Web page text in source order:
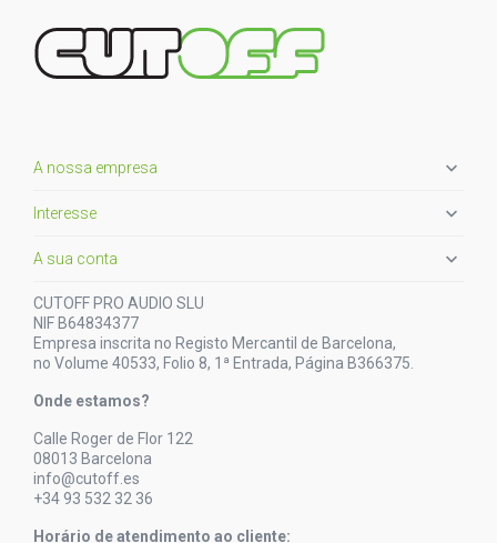
A nossa empresa 
Interesse 
A sua conta 
CUTOFF PRO AUDIO SLU
NIF B64834377
Empresa inscrita no Registo Mercantil de Barcelona,
no Volume 40533, Folio 8, 1ª Entrada, Página B366375.
Onde estamos?
Calle Roger de Flor 122
08013 Barcelona
info@cutoff.es
+34 93 532 32 36
Horário de atendimento ao cliente: